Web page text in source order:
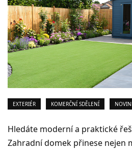
EXTERIÉR KOMERČNÍ SDĚLENÍ
Hledáte moderní a praktické
Zahradní domek přinese nejen